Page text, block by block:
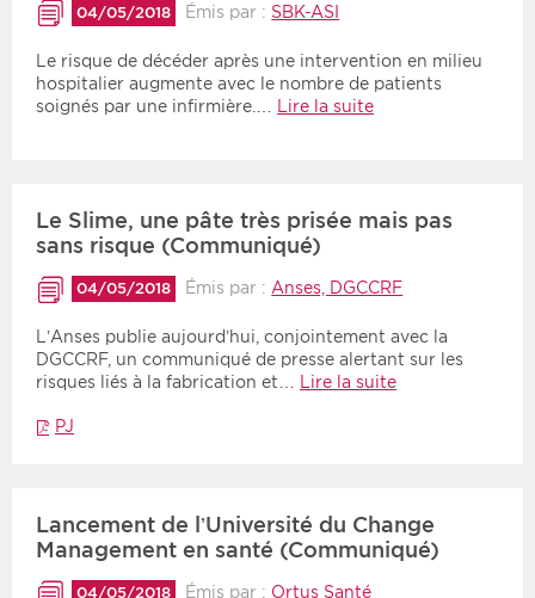
04/05/2018 Émis par : SBK-ASI
Le risque de décéder après une intervention en milieu
hospitalier augmente avec le nombre de patients
soignés par une infirmière.… Lire la suite
Le Slime, une pâte très prisée mais pas
sans risque (Communiqué)
04/05/2018 Émis par : Anses, DGCCRF
L’Anses publie aujourd’hui, conjointement avec la
DGCCRF, un communiqué de presse alertant sur les
risques liés à la fabrication et…
Lire la suite
PJ
Lancement de l’Université du Change
Management en santé (Communiqué)
04/05/2018 Émis par : Ortus Santé